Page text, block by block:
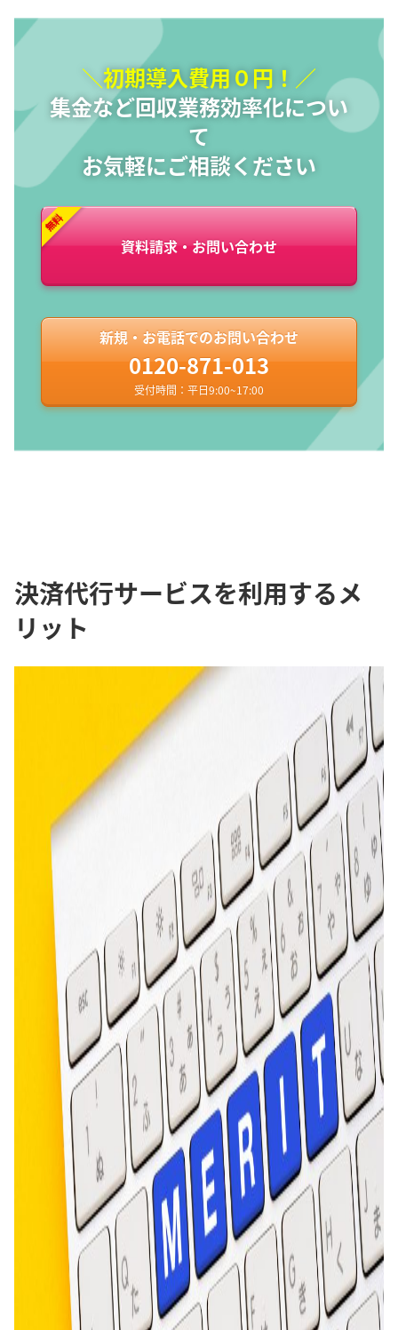
＼初期導入費用０円！／
集金など回収業務効率化につい
て
お気軽にご相談ください
資料請求・お問い合わせ
新規・お電話でのお問い合わせ
0120-871-013
受付時間：平日9:00~17:00
決済代行サービスを利用するメ
リット